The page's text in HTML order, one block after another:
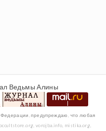
Ведьмы Алины
Федерации, предупреждаю, что любая
vorojba.info, mistika.org,